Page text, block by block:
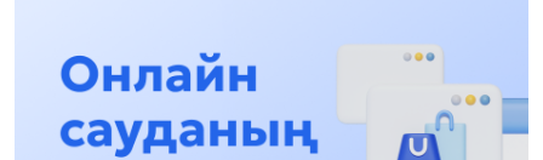
12:01, 28 Шілде 2026
Абзал Достияр: Думан Мұхаметкәрімді